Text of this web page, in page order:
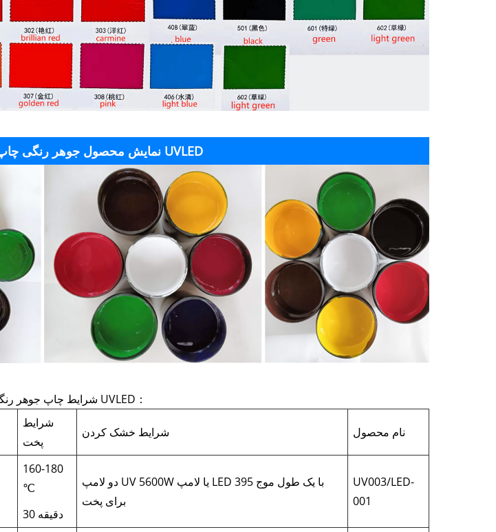
نمایش محصول جوهر رنگی چاپ صفحه نمایش انتقال آب UVLED
شرایط چاپ جوهر رنگی چاپ صفحه نمایش انتقال آب UVLED：
شرایط
پخت
شرایط خشک کردن نام محصول
160-180
℃
30 دقیقه
دو لامپ UV 5600W یا لامپ LED با یک طول موج 395
برای پخت
UV003/LED-
001